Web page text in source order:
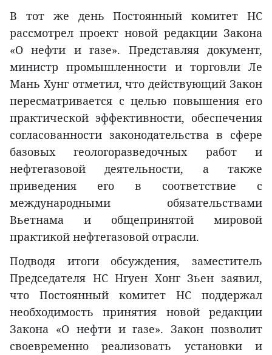
В тот же день Постоянный комитет НС
рассмотрел проект новой редакции Закона
«О нефти и газе». Представляя документ,
министр промышленности и торговли Ле
Мань Хунг отметил, что действующий Закон
пересматривается с целью повышения его
практической эффективности, обеспечения
согласованности законодательства в сфере
базовых геологоразведочных работ и
нефтегазовой деятельности, а также
приведения его в соответствие с
международными обязательствами
Вьетнама и общепринятой мировой
практикой нефтегазовой отрасли.
Подводя итоги обсуждения, заместитель
Председателя НС Нгуен Хонг Зьен заявил,
что Постоянный комитет НС поддержал
необходимость принятия новой редакции
Закона «О нефти и газе». Закон позволит
своевременно реализовать установки и